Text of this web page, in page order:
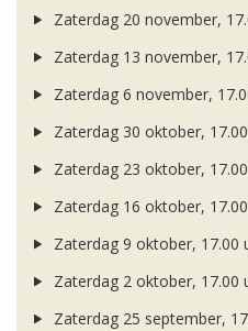
Zaterdag 20 november,
Zaterdag 13 november,
Zaterdag 6 november,
Zaterdag 30 oktober,
Zaterdag 23 oktober,
Zaterdag 16 oktober,
Zaterdag 9 oktober, 17.00
Zaterdag 2 oktober, 17.00
Zaterdag 25 september,